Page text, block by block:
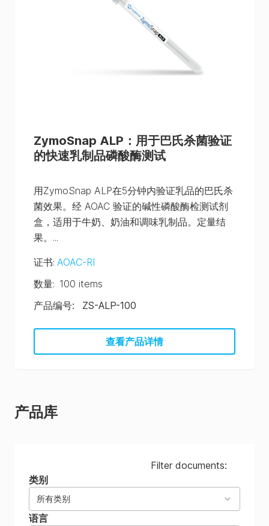
ZymoSnap ALP：用于巴氏杀菌验证
的快速乳制品磷酸酶测试
用ZymoSnap ALP在5分钟内验证乳品的巴氏杀
菌效果。经 AOAC 验证的碱性磷酸酶检测试剂
盒，适用于牛奶、奶油和调味乳制品。定量结
果。...
证书: AOAC-RI
数量: 100 items
产品编号: ZS-ALP-100
查看产品详情
产品库
Filter documents:
类别
所有类别
语言